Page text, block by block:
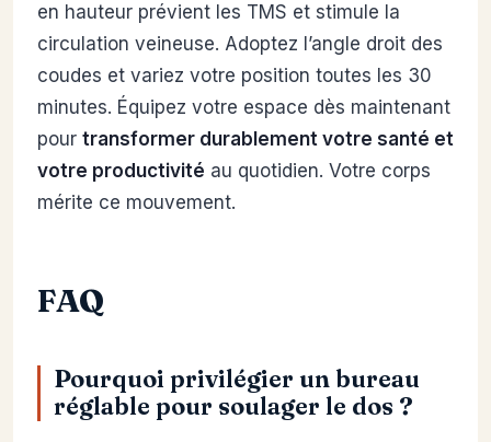
en hauteur prévient les TMS et stimule la
circulation veineuse. Adoptez l’angle droit des
coudes et variez votre position toutes les 30
minutes. Équipez votre espace dès maintenant
pour transformer durablement votre santé et
votre productivité au quotidien. Votre corps
mérite ce mouvement.
FAQ
Pourquoi privilégier un bureau
réglable pour soulager le dos ?